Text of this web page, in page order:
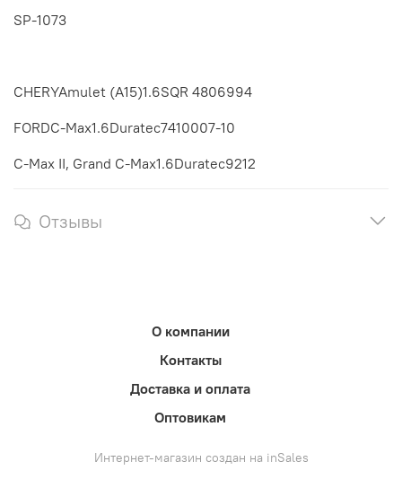
SP-1073
CHERYAmulet (A15)1.6SQR 4806994
FORDC-Max1.6Duratec7410007-10
C-Max II, Grand C-Max1.6Duratec9212
Отзывы
О компании
Контакты
Доставка и оплата
Оптовикам
Интернет-магазин создан на inSales